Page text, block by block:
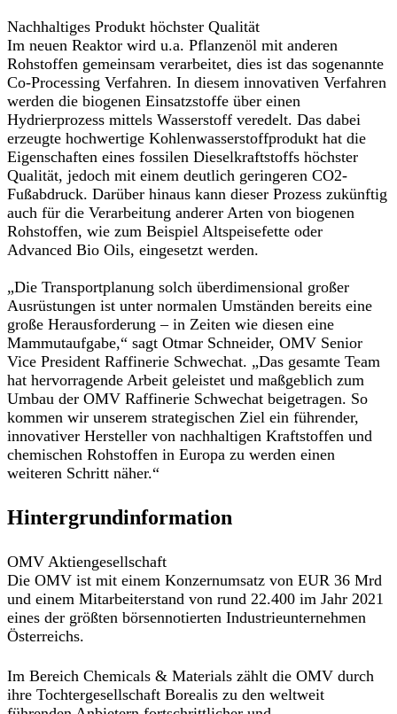
Nachhaltiges Produkt höchster Qualität
Im neuen Reaktor wird u.a. Pflanzenöl mit anderen
Rohstoffen gemeinsam verarbeitet, dies ist das sogenannte
Co-Processing Verfahren. In diesem innovativen Verfahren
werden die biogenen Einsatzstoffe über einen
Hydrierprozess mittels Wasserstoff veredelt. Das dabei
erzeugte hochwertige Kohlenwasserstoffprodukt hat die
Eigenschaften eines fossilen Dieselkraftstoffs höchster
Qualität, jedoch mit einem deutlich geringeren CO2-
Fußabdruck. Darüber hinaus kann dieser Prozess zukünftig
auch für die Verarbeitung anderer Arten von biogenen
Rohstoffen, wie zum Beispiel Altspeisefette oder
Advanced Bio Oils, eingesetzt werden.
„Die Transportplanung solch überdimensional großer
Ausrüstungen ist unter normalen Umständen bereits eine
große Herausforderung – in Zeiten wie diesen eine
Mammutaufgabe,“ sagt Otmar Schneider, OMV Senior
Vice President Raffinerie Schwechat. „Das gesamte Team
hat hervorragende Arbeit geleistet und maßgeblich zum
Umbau der OMV Raffinerie Schwechat beigetragen. So
kommen wir unserem strategischen Ziel ein führender,
innovativer Hersteller von nachhaltigen Kraftstoffen und
chemischen Rohstoffen in Europa zu werden einen
weiteren Schritt näher.“
Hintergrundinformation
OMV Aktiengesellschaft
Die OMV ist mit einem Konzernumsatz von EUR 36 Mrd
und einem Mitarbeiterstand von rund 22.400 im Jahr 2021
eines der größten börsennotierten Industrieunternehmen
Österreichs.
Im Bereich Chemicals & Materials zählt die OMV durch
ihre Tochtergesellschaft Borealis zu den weltweit